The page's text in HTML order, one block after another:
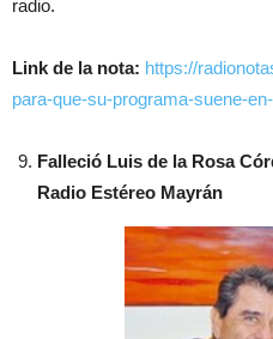
radio.
Link de la nota: https://
para-que-su-programa-suene-
Falleció Luis de la Rosa
Radio Estéreo Mayrán